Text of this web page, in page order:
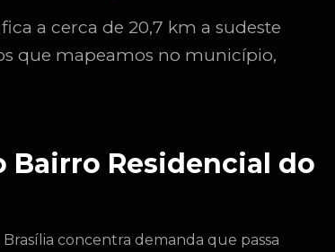
a cerca de 20,7 km a sudeste
que mapeamos no município,
Bairro Residencial do
concentra demanda que passa